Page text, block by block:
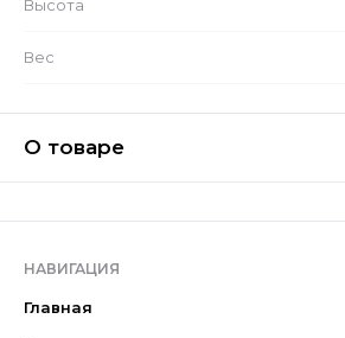
Высота
Вес
О товаре
НАВИГАЦИЯ
Главная